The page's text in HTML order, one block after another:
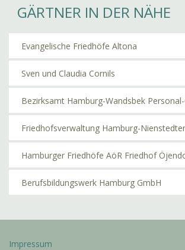
GÄRTNER IN DER NÄHE
Evangelische Friedhöfe Altona
Sven und Claudia Cornils
Friedhofsverwaltung Hamburg-
Berufsbildungswerk Hamburg GmbH
Impressum